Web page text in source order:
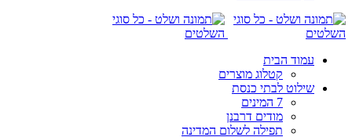
עמוד הבית
קטלוג מוצרים
שילוט לבתי כנסת
7 המינים
מודים דרבנן
תפילה לשלום המדינה